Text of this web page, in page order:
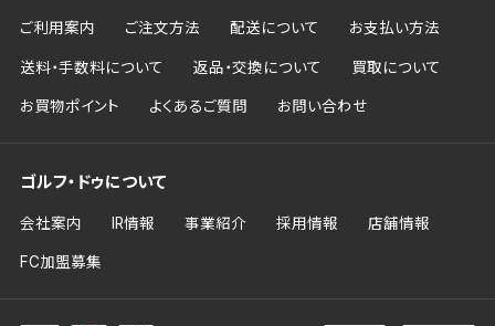
ご利用案内 ご注文方法 配送について お支払い方法
送料・手数料について 返品・交換について 買取について
お買物ポイント よくあるご質問 お問い合わせ
ゴルフ・ドゥについて
会社案内 IR情報 事業紹介 採用情報 店舗情報
FC加盟募集